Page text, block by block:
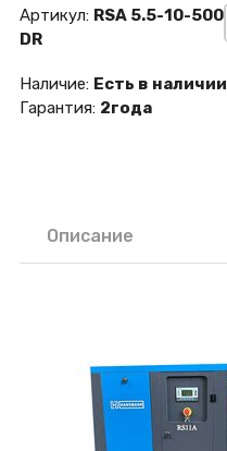
Артикул: RSA 5.5-10-500
DR
Наличие: Есть в наличии
Гарантия: 2года
Описание